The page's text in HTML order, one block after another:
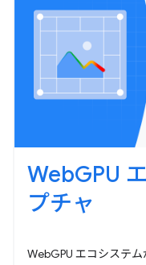
WebGPU
プチャ
WebGPU エコシステ